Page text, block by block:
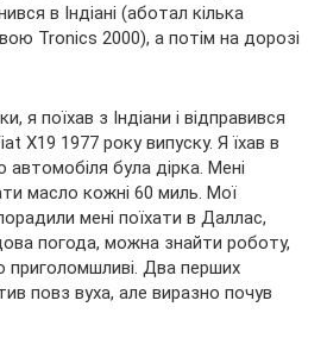
в Індіані (аботал кілька
Tronics 2000), а потім на дорозі
я поїхав з Індіани і відправився
X19 1977 року випуску. Я їхав в
автомобіля була дірка. Мені
масло кожні 60 миль. Мої
мені поїхати в Даллас,
погода, можна знайти роботу,
приголомшливі. Два перших
повз вуха, але виразно почув